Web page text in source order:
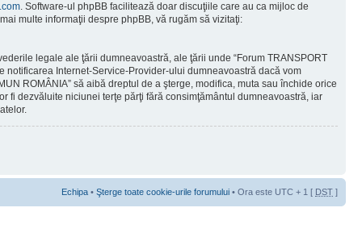
. Software-ul phpBB facilitează doar discuţiile care au ca mijloc de
multe informaţii despre phpBB, vă rugăm să vizitaţi:
legale ale ţării dumneavoastră, ale ţării unde “Forum TRANSPORT
Internet-Service-Provider-ului dumneavoastră dacă vom
ROMÂNIA” să aibă dreptul de a şterge, modifica, muta sau închide orice
fi dezvăluite niciunei terţe părţi fără consimţământul dumneavoastră, iar
Echipa • Şterge toate cookie-urile forumului • Ora este UTC + 1 [ DST ]